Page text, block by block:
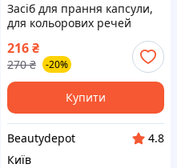
Засіб для прання капсули,
для кольорових речей
Dixan Disc Detergent 4в1, 13
капсул, 058159
216₴
270 ₴ -20%
Купити
Beautydepot
4.8
Київ